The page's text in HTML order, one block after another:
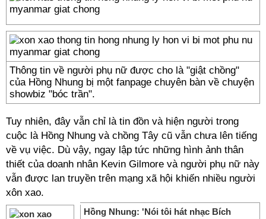
Thông tin về người phụ nữ được cho là "giật chồng"
của Hồng Nhung bị một fanpage chuyên bàn về chuyện
showbiz "bóc trần".
Tuy nhiên, đây vẫn chỉ là tin đồn và hiện người trong
cuộc là Hồng Nhung và chồng Tây cũ vẫn chưa lên tiếng
về vụ việc. Dù vậy, ngay lập tức những hình ảnh thân
thiết của doanh nhân Kevin Gilmore và người phụ nữ này
vẫn được lan truyền trên mạng xã hội khiến nhiều người
xôn xao.
Hồng Nhung: 'Nói tôi hát nhạc Bích